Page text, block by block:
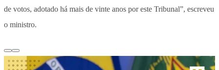
de votos, adotado há mais de vinte anos por este Tribunal”, escreveu
o ministro.